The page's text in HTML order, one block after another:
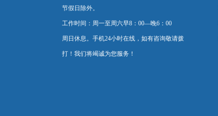
节假日除外。
工作时间：周一至周六早8：00—晚6：00
周日休息。手机24小时在线，如有咨询敬请拨
打！我们将竭诚为您服务！